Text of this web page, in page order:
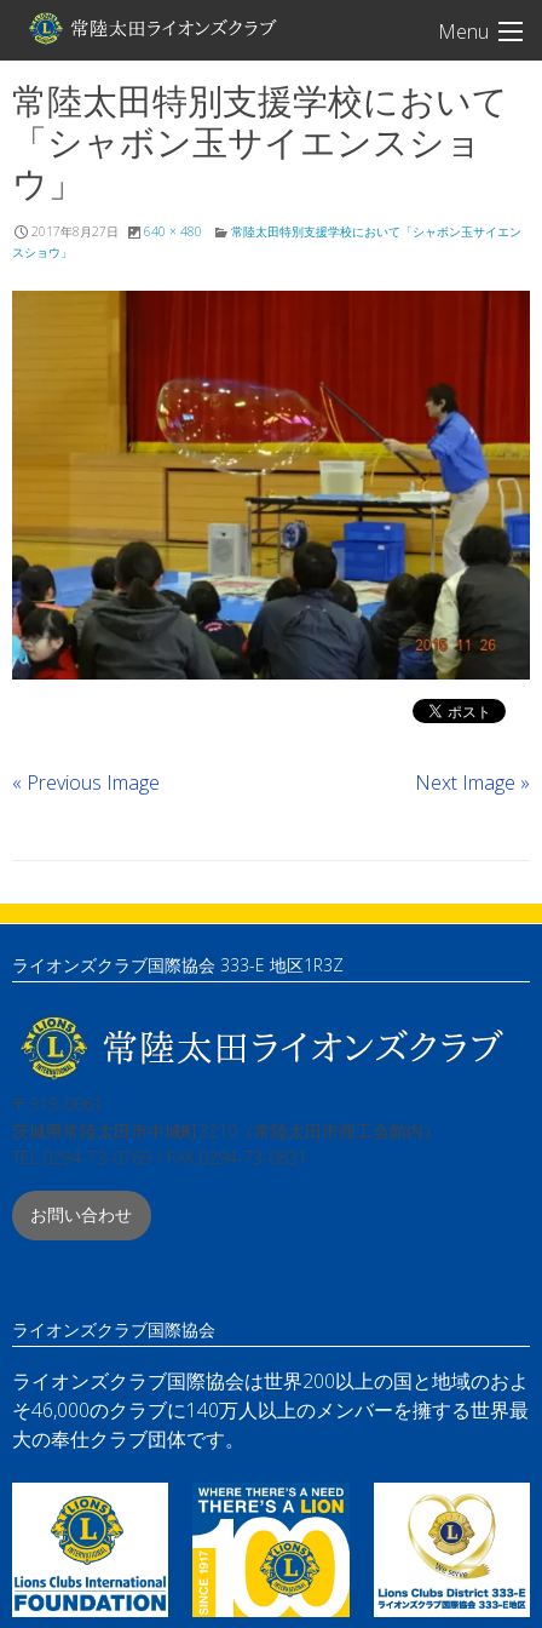
Menu
常陸太田ライオン
常陸太田特別支援学校において
「シャボン玉サイエンスショ
ウ」
2017年8月27日 640 × 480
常陸太田特別支援学校において「シャボン玉サイエン
スショウ」
« Previous Image Next Image »
ライオンズクラブ国際協会 333-E 地区1R3Z
〒313-0061
茨城県常陸太田市中城町3210（常陸太田市商工会館内）
TEL:0294-73-0769 / FAX:0294-73-0831
お問い合わせ
ライオンズクラブ国際協会
ライオンズクラブ国際協会は世界200以上の国と地域のおよ
そ46,000のクラブに140万人以上のメンバーを擁する世界最
大の奉仕クラブ団体です。